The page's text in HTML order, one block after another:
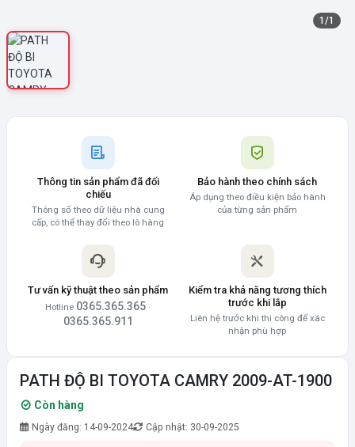
1 /1
Thông tin sản phẩm đã đối
chiếu
Thông số theo dữ liệu nhà cung
cấp, có thể thay đổi theo lô hàng
Bảo hành theo chính sách
Áp dụng theo điều kiện bảo hành
của từng sản phẩm
Tư vấn kỹ thuật theo sản phẩm
Hotline 0365.365.365 ·
0365.365.911
Kiểm tra khả năng tương thích
trước khi lắp
Liên hệ trước khi thi công để xác
nhận phù hợp
PATH ĐỘ BI TOYOTA CAMRY 2009-AT-1900
Còn hàng
Ngày đăng: 14-09-2024 Cập nhật: 30-09-2025